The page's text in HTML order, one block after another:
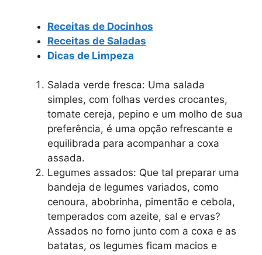
Receitas de Docinhos
Receitas de Saladas
Dicas de Limpeza
Salada verde fresca: Uma salada
simples, com folhas verdes crocantes,
tomate cereja, pepino e um molho de sua
preferência, é uma opção refrescante e
equilibrada para acompanhar a coxa
assada.
Legumes assados: Que tal preparar uma
bandeja de legumes variados, como
cenoura, abobrinha, pimentão e cebola,
temperados com azeite, sal e ervas?
Assados no forno junto com a coxa e as
batatas, os legumes ficam macios e